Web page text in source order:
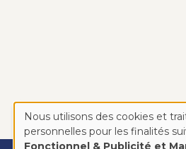
Use
Nous utilisons des cookies et
personnelles pour les finalités
Fonctionnel & Publicité et